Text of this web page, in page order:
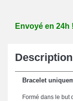
Envoyé en 24h !
Description
Bracelet
Formé dans le but